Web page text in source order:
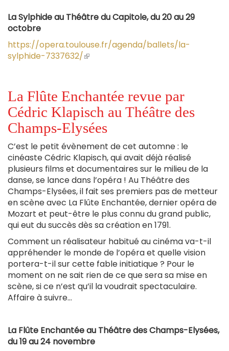
La Sylphide au Théâtre du Capitole, du 20 au 29
octobre
https://opera.toulouse.fr/agenda/ballets/la-
sylphide-7337632/(le
externe)
La Flûte Enchantée revue par
Cédric Klapisch au Théâtre des
Champs-Elysées
C’est le petit évènement de cet automne : le
cinéaste Cédric Klapisch, qui avait déjà réalisé
plusieurs films et documentaires sur le milieu de la
danse, se lance dans l’opéra ! Au Théâtre des
Champs-Elysées, il fait ses premiers pas de metteur
en scène avec La Flûte Enchantée, dernier opéra de
Mozart et peut-être le plus connu du grand public,
qui eut du succès dès sa création en 1791.
Comment un réalisateur habitué au cinéma va-t-il
appréhender le monde de l’opéra et quelle vision
portera-t-il sur cette fable initiatique ? Pour le
moment on ne sait rien de ce que sera sa mise en
scène, si ce n’est qu’il la voudrait spectaculaire.
Affaire à suivre…
La Flûte Enchantée au Théâtre des Champs-Elysées,
du 19 au 24 novembre